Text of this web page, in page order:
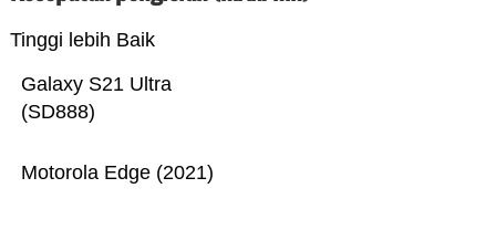
Tinggi lebih Baik
Motorola Edge (2021)
Galaxy S21 Ultra
(SD888)